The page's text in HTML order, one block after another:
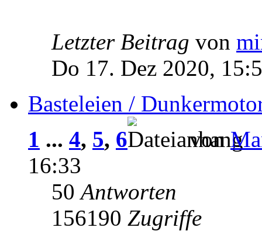
Letzter Beitrag von
Do 17. Dez 2020,
Basteleien /
1 ... 4, 5, 6 von
16:33
50Antworten
156190 Zugriffe